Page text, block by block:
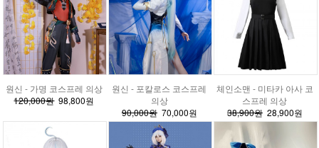
원신 - 가명 코스프레 의상
120,000원98,800원
원신 - 포칼로스 코스프레
의상
90,000원70,000원
체인소맨 - 미타카 아사 코
스프레 의상
38,900원28,900원